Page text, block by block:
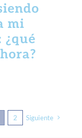
mi
¿qué
2 Siguiente